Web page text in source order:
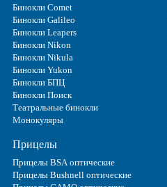
Бинокли Comet
Бинокли Galileo
Бинокли Leapers
Бинокли Nikon
Бинокли Nikula
Бинокли Yukon
Бинокли БПЦ
Бинокли Поиск
Театральные бинокли
Монокуляры
Прицелы
Прицелы BSA оптические
Прицелы Bushnell оптические